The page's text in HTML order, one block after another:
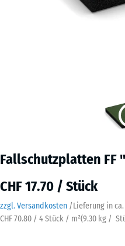
Fallschutzplatten FF
CHF 17.70 / Stück
zzgl. Versandkosten /Lieferung in ca.
CHF 70.80 / 4 Stück / m²(9.30 kg /